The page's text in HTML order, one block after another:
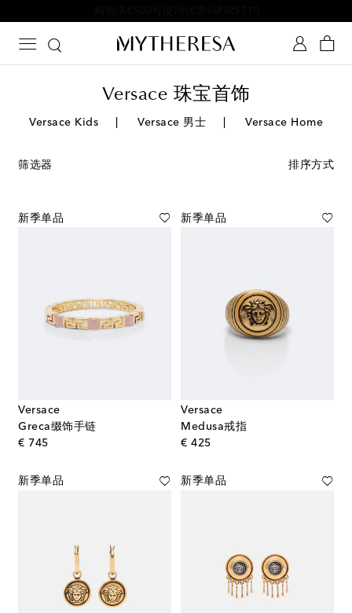
Versace 珠宝首饰
Versace Kids Versace 男士 Versace Home
筛选器 排序方式
新季单品
Versace
Greca缀饰手链
€ 745original price
新季单品
Versace
Medusa戒指
€ 425original price
新季单品 新季单品